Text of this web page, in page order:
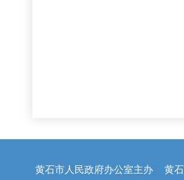
黄石市人民政府办公室主办 黄